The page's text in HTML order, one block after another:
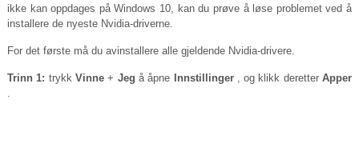
ikke kan oppdages på Windows 10, kan du prøve å løse problemet ved å
installere de nyeste Nvidia-driverne.
For det første må du avinstallere alle gjeldende Nvidia-drivere.
Trinn 1: trykk Vinne+ Jeg å åpne Innstillinger, og klikk deretterApper